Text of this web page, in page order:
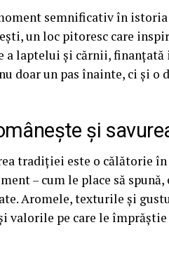
semnificativ în
un loc pitoresc care
a laptelui și cărnii,
doar un pas înainte, ci și o
și
tradiției este o călătorie
– cum le place să
Aromele, texturile și
valorile pe care le împrăștie